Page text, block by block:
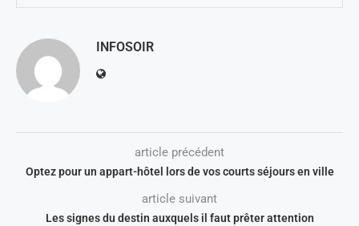
INFOSOIR
article précédent
Optez pour un appart-hôtel lors de vos courts séjours en ville
article suivant
Les signes du destin auxquels il faut prêter attention